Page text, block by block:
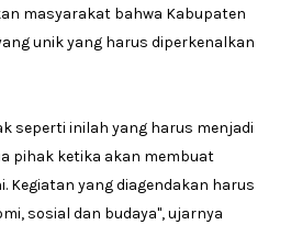
masyarakat bahwa Kabupaten
unik yang harus diperkenalkan
seperti inilah yang harus menjadi
pihak ketika akan membuat
Kegiatan yang diagendakan harus
sosial dan budaya", ujarnya